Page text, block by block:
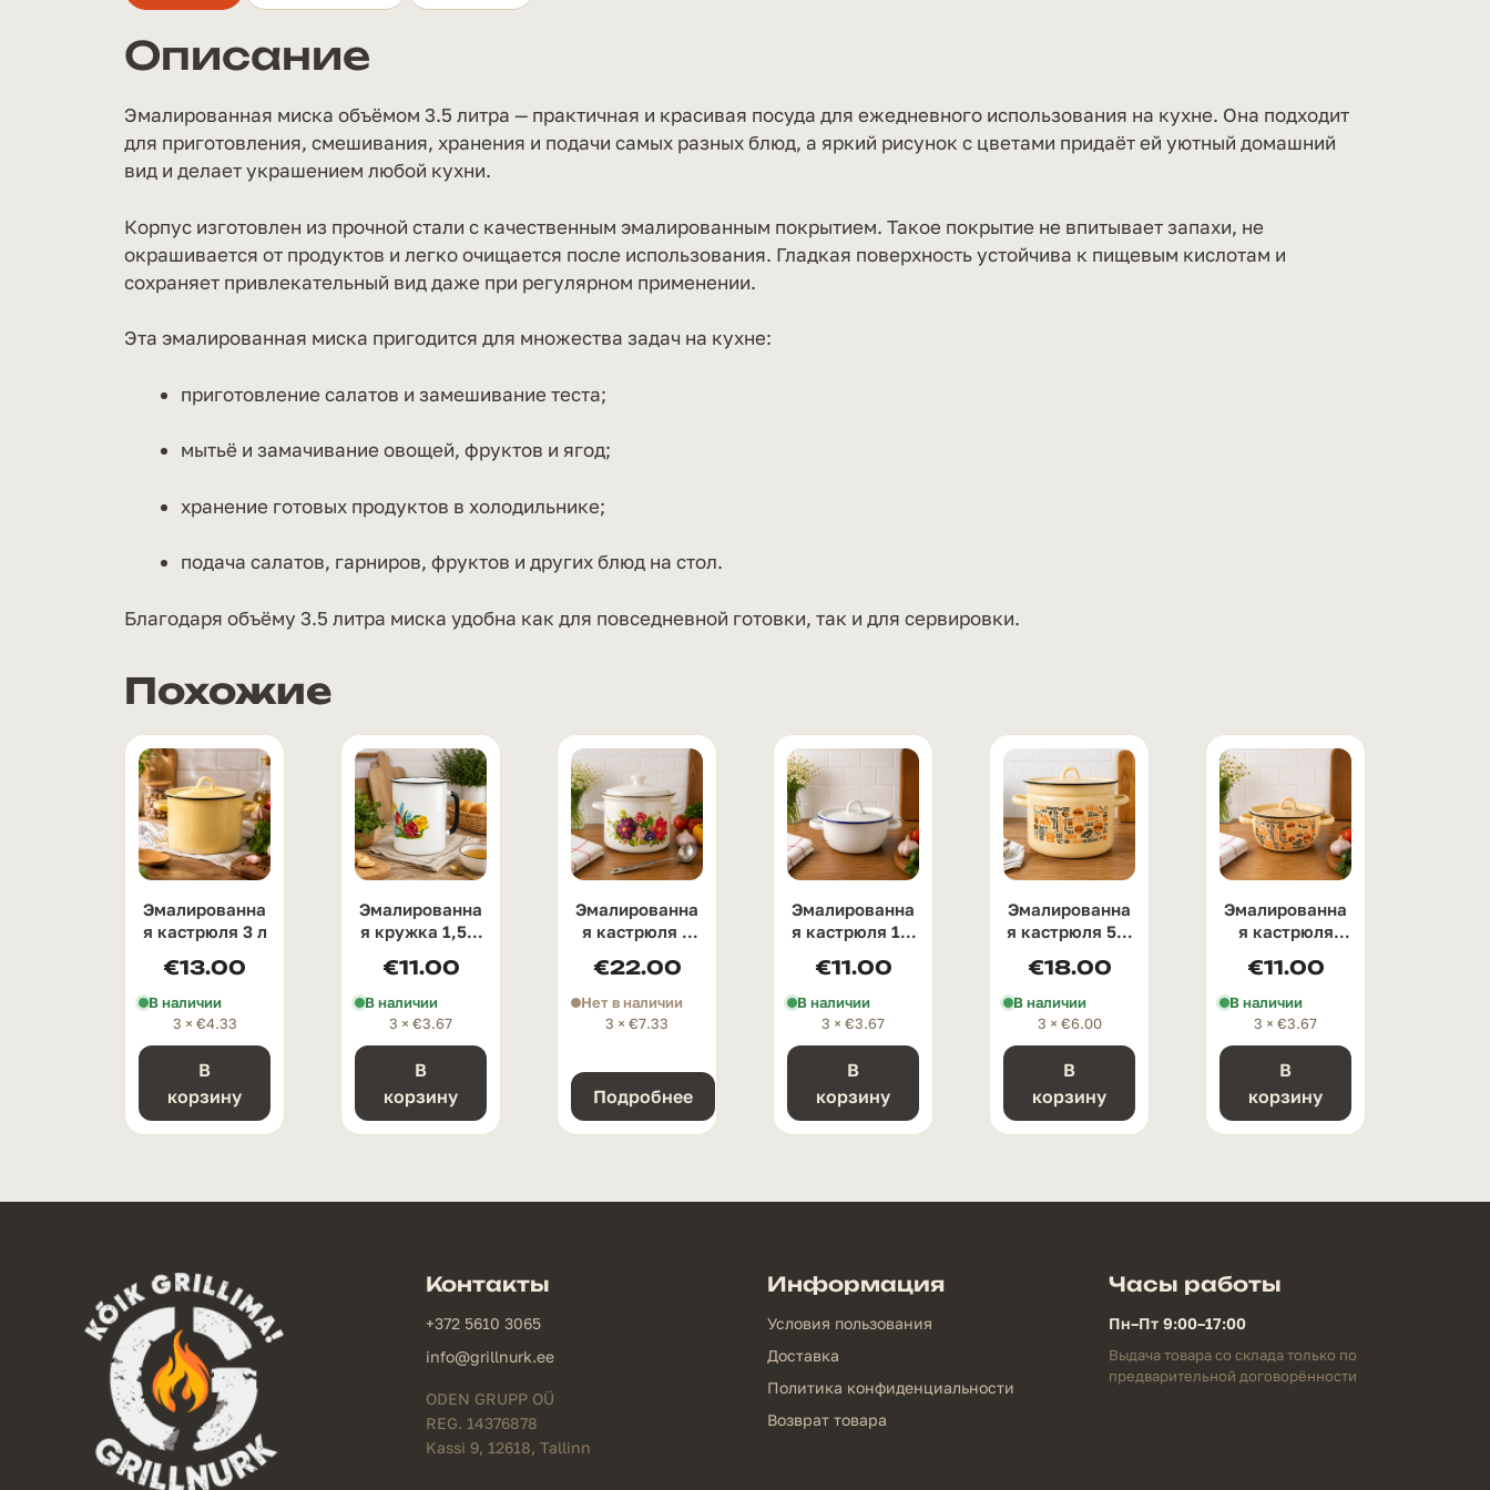
Описание
Эмалированная миска объёмом 3.5 литра — практичная и красивая посуда для ежедневного использования на кухне. Она подходит
для приготовления, смешивания, хранения и подачи самых разных блюд, а яркий рисунок с цветами придаёт ей уютный домашний
вид и делает украшением любой кухни.
Корпус изготовлен из прочной стали с качественным эмалированным покрытием. Такое покрытие не впитывает запахи, не
окрашивается от продуктов и легко очищается после использования. Гладкая поверхность устойчива к пищевым кислотам и
сохраняет привлекательный вид даже при регулярном применении.
Эта эмалированная миска пригодится для множества задач на кухне:
приготовление салатов и замешивание теста;
мытьё и замачивание овощей, фруктов и ягод;
хранение готовых продуктов в холодильнике;
подача салатов, гарниров, фруктов и других блюд на стол.
Благодаря объёму 3.5 литра миска удобна как для повседневной готовки, так и для сервировки.
Похожие
Эмалированна
я кастрюля 3 л
€13.00
В наличии
3 × €4.33
В
корзину
Эмалированна
я кружка 1,5 л
€11.00
В наличии
3 × €3.67
В
корзину
Эмалированна
я кастрюля 9
€22.00
Нет в наличии
3 × €7.33
Подробнее
Эмалированна
я кастрюля 1.5
€11.00
В наличии
3 × €3.67
В
корзину
Эмалированна
я кастрюля 5,5
€18.00
В наличии
3 × €6.00
В
корзину
Эмалированна
я кастрюля
€11.00
В наличии
3 × €3.67
В
корзину
Контакты
+372 5610 3065
info@grillnurk.ee
ODEN GRUPP OÜ
REG. 14376878
Kassi 9, 12618, Tallinn
Информация
Условия пользования
Доставка
Политика конфиденциальности
Возврат товара
Часы работы
Пн–Пт 9:00–17:00
Выдача товара со склада только по
предварительной договорённости